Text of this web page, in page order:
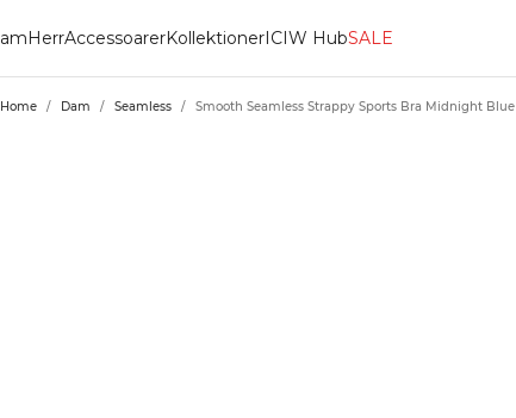
HerrAccessoarerKollektionerICIW HubSALE
Home / Dam / Seamless / Smooth Seamless Strappy Sports Bra Midnight Blue